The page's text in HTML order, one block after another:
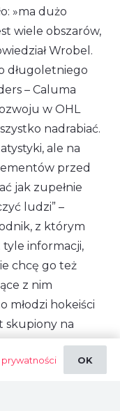
»ma dużo
wiele obszarów,
Wrobel.
długoletniego
– Caluma
w OHL
nadrabiać.
ale na
przed
jak zupełnie
ludzi” –
z którym
informacji,
chcę go też
z nim
młodzi hokeiści
skupiony na
pracowali nad
uczył go
OK